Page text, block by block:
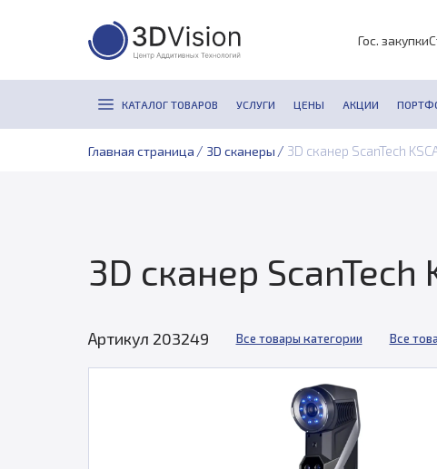
Гос. закупки
КАТАЛОГ ТОВАРОВ УСЛУГИ ЦЕНЫ АКЦИИ
Главная страница / 3D сканеры / 3D сканер ScanTech
3D сканер ScanTech
Артикул 203249 Все товары категории Все